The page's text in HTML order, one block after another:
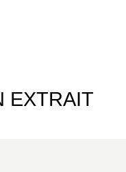
EXTRAIT